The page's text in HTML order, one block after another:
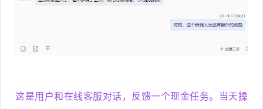
这是用户和在线客服对话，反馈一个现金任务。当天操